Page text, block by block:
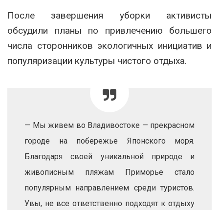
После завершения уборки активисты
обсудили планы по привлечению большего
числа сторонников экологичных инициатив и
популяризации культуры чистого отдыха.
— Мы живем во Владивостоке — прекрасном
городе на побережье Японского моря.
Благодаря своей уникальной природе и
живописным пляжам Приморье стало
популярным направлением среди туристов.
Увы, не все ответственно подходят к отдыху